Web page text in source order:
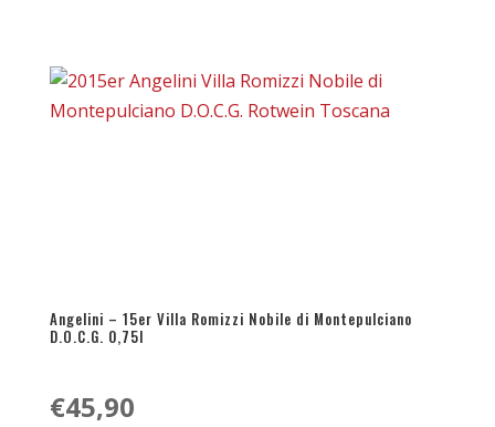
RISERVA
Angelini – 15er Villa Romizzi Nobile di Montepulciano
D.O.C.G. 0,75l
€45,90